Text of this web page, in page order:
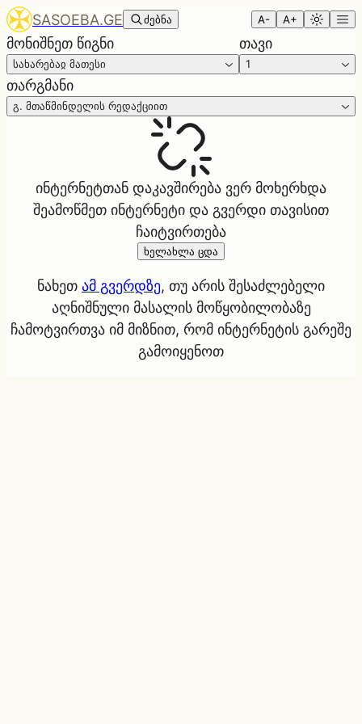
SASOEBA.GE ძებნა A- A+
მონიშნეთ წიგნი
სახარებაჲ მათესი
თავი
1
თარგმანი
გ. მთაწმინდელის რედაქციით
ინტერნეტთან დაკავშირება ვერ მოხერხდა
შეამოწმეთ ინტერნეტი და გვერდი თავისით
ჩაიტვირთება
ხელახლა ცდა
ნახეთ ამ გვერდზე, თუ არის შესაძლებელი
აღნიშნული მასალის მოწყობილობაზე
ჩამოტვირთვა იმ მიზნით, რომ ინტერნეტის გარეშე
გამოიყენოთ